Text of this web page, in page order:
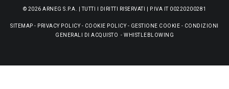
© 2026 ARNEG S.P.A. | TUTTI I DIRITTI RISERVATI | P.IVA IT 00220200281
SITEMAP - PRIVACY POLICY - COOKIE POLICY - GESTIONE COOKIE - CONDIZIONI
GENERALI DI ACQUISTO - WHISTLEBLOWING